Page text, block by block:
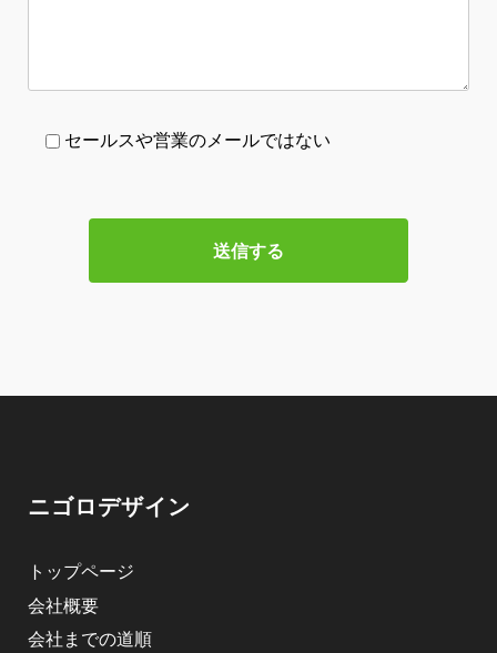
セールスや営業のメールではない
ニゴロデザイン
トップページ
会社概要
会社までの道順